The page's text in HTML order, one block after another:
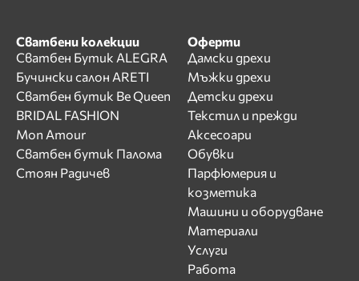
Сватбени колекции
Сватбен Бутик ALEGRA
Бучински салон ARETI
Сватбен бутик Be Queen
BRIDAL FASHION
Mon Amour
Сватбен бутик Палома
Стоян Радичев
Оферти
Дамски дрехи
Мъжки дрехи
Детски дрехи
Текстил и прежди
Аксесоари
Обувки
Парфюмерия и
козметика
Машини и оборудване
Материали
Услуги
Работа